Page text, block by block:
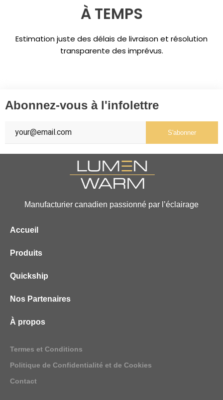
À TEMPS
Estimation juste des délais de livraison et résolution
transparente des imprévus.
Abonnez-vous à l'infolettre
S'abonner
Manufacturier canadien passionné par l’éclairage
Accueil
Produits
Quickship
Nos Partenaires
À propos
Termes et Conditions
Politique de Confidentialité et de Cookies
Contact